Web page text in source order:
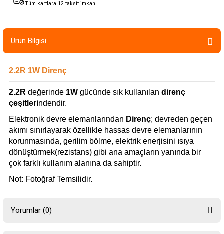
Tüm kartlara 12 taksit imkanı
Ürün Bilgisi
2.2R 1W Direnç
2.2R değerinde 1W gücünde sık kullanılan direnç
çeşitlerindendir.
Elektronik devre elemanlarından Direnç; devreden geçen
akımı sınırlayarak özellikle hassas devre elemanlarının
korunmasında, gerilim bölme, elektrik enerjisini ısıya
dönüştürmek(rezistans) gibi ana amaçların yanında bir
çok farklı kullanım alanına da sahiptir.
Not: Fotoğraf Temsilidir.
Yorumlar (0)